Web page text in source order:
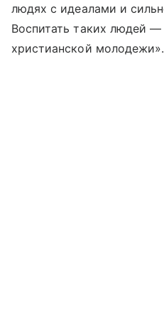
людях с идеалами и
Воспитать таких людей
христианской молодежи».